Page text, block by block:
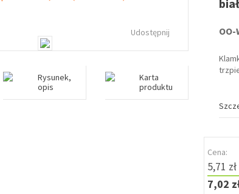
Udostępnij
Rysunek,
opis
Karta
produktu
OO-
Cena:
5,71
7,02